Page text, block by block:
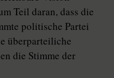
Teil daran, dass die
politische Partei
überparteiliche
die Stimme der